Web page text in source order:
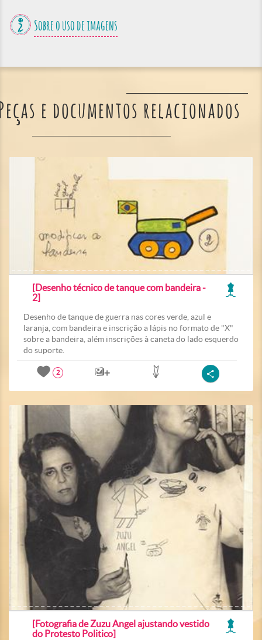
Sobre o uso de imagens
e documentos relacionados
[Desenho técnico de tanque com bandeira -
2]
Desenho de tanque de guerra nas cores verde, azul e
laranja, com bandeira e inscrição a lápis no formato de "X"
sobre a bandeira, além inscrições à caneta do lado esquerdo
do suporte.
2
[Fotografia de Zuzu Angel ajustando vestido
do Protesto Politico]